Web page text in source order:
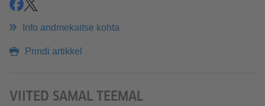
jagajaga
Info andmekaitse kohta
Prindi artikkel
VIITED SAMAL TEEMAL